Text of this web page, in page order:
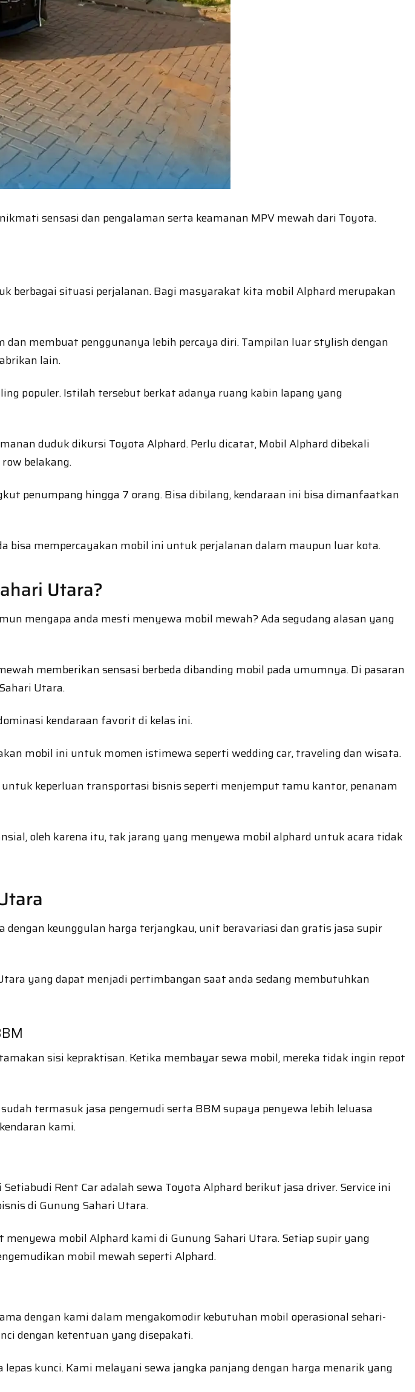
sensasi dan pengalaman serta keamanan MPV mewah dari Toyota.
berbagai situasi perjalanan. Bagi masyarakat kita mobil Alphard merupakan
membuat penggunanya lebih percaya diri. Tampilan luar stylish dengan
lain.
populer. Istilah tersebut berkat adanya ruang kabin lapang yang
duduk dikursi Toyota Alphard. Perlu dicatat, Mobil Alphard dibekali
belakang.
penumpang hingga 7 orang. Bisa dibilang, kendaraan ini bisa dimanfaatkan
bisa mempercayakan mobil ini untuk perjalanan dalam maupun luar kota.
Utara?
mengapa anda mesti menyewa mobil mewah? Ada segudang alasan yang
memberikan sensasi berbeda dibanding mobil pada umumnya. Di pasaran
Utara.
kendaraan favorit di kelas ini.
mobil ini untuk momen istimewa seperti wedding car, traveling dan wisata.
keperluan transportasi bisnis seperti menjemput tamu kantor, penanam
oleh karena itu, tak jarang yang menyewa mobil alphard untuk acara tidak
keunggulan harga terjangkau, unit beravariasi dan gratis jasa supir
yang dapat menjadi pertimbangan saat anda sedang membutuhkan
sisi kepraktisan. Ketika membayar sewa mobil, mereka tidak ingin repot
termasuk jasa pengemudi serta BBM supaya penyewa lebih leluasa
kami.
Rent Car adalah sewa Toyota Alphard berikut jasa driver. Service ini
di Gunung Sahari Utara.
mobil Alphard kami di Gunung Sahari Utara. Setiap supir yang
mobil mewah seperti Alphard.
dengan kami dalam mengakomodir kebutuhan mobil operasional sehari-
dengan ketentuan yang disepakati.
kunci. Kami melayani sewa jangka panjang dengan harga menarik yang